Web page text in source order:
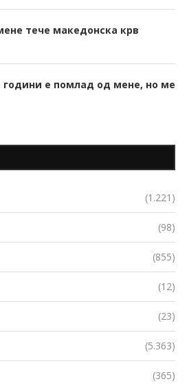
тече македонска крв
е помлад од мене, но ме
(1.221)
(98)
(855)
(12)
(23)
(5.363)
(365)